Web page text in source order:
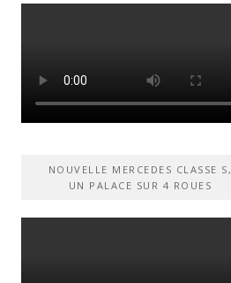
NOUVELLE MERCEDES CLASSE S,
UN PALACE SUR 4 ROUES